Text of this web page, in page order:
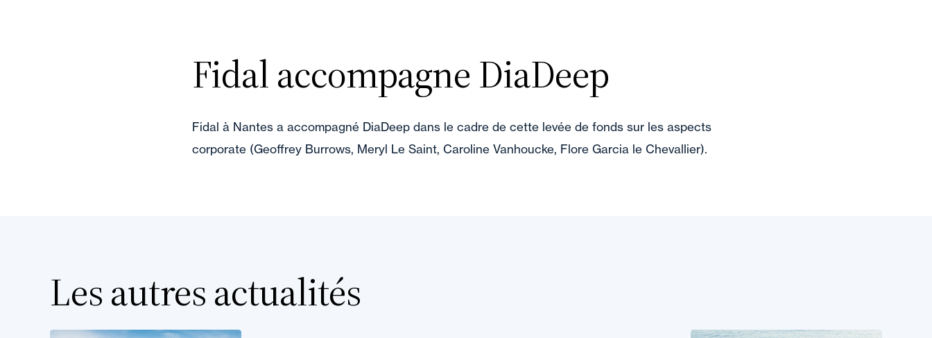
Fidal accompagne DiaDeep
Fidal à Nantes a accompagné DiaDeep dans le cadre de cette levée de fonds sur les aspects
corporate (Geoffrey Burrows, Meryl Le Saint, Caroline Vanhoucke, Flore Garcia le Chevallier).
Les autres actualités